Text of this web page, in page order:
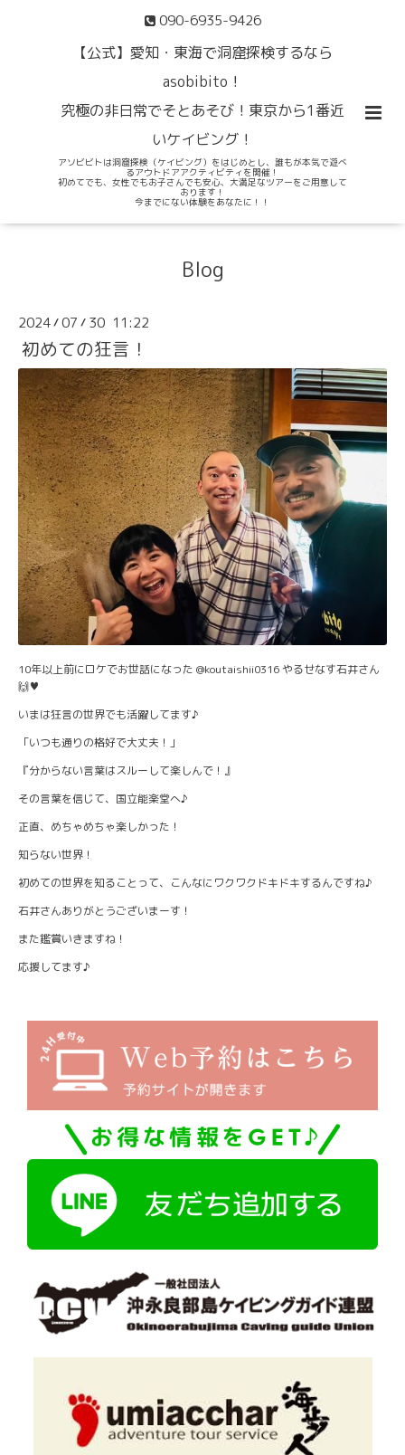
090-6935-9426
【公式】愛知・東海で洞窟探検するなら
asobibito！
究極の非日常でそとあそび！東京から1番近
いケイビング！
アソビビトは洞窟探検（ケイビング）をはじめとし、誰もが本気で遊べ
るアウトドアアクティビティを開催！
初めてでも、女性でもお子さんでも安心、大満足なツアーをご用意して
おります！
今までにない体験をあなたに！！
Blog
2024/07 / 30 11:22
初めての狂言！
10年以上前にロケでお世話になった @koutaishii0316 やるせなす石井さん
🙌♥
いまは狂言の世界でも活躍してます♪
「いつも通りの格好で大丈夫！」
『分からない言葉はスルーして楽しんで！』
その言葉を信じて、国立能楽堂へ♪
正直、めちゃめちゃ楽しかった！
知らない世界！
初めての世界を知ることって、こんなにワクワクドキドキするんですね♪
石井さんありがとうございまーす！
また鑑賞いきますね！
応援してます♪